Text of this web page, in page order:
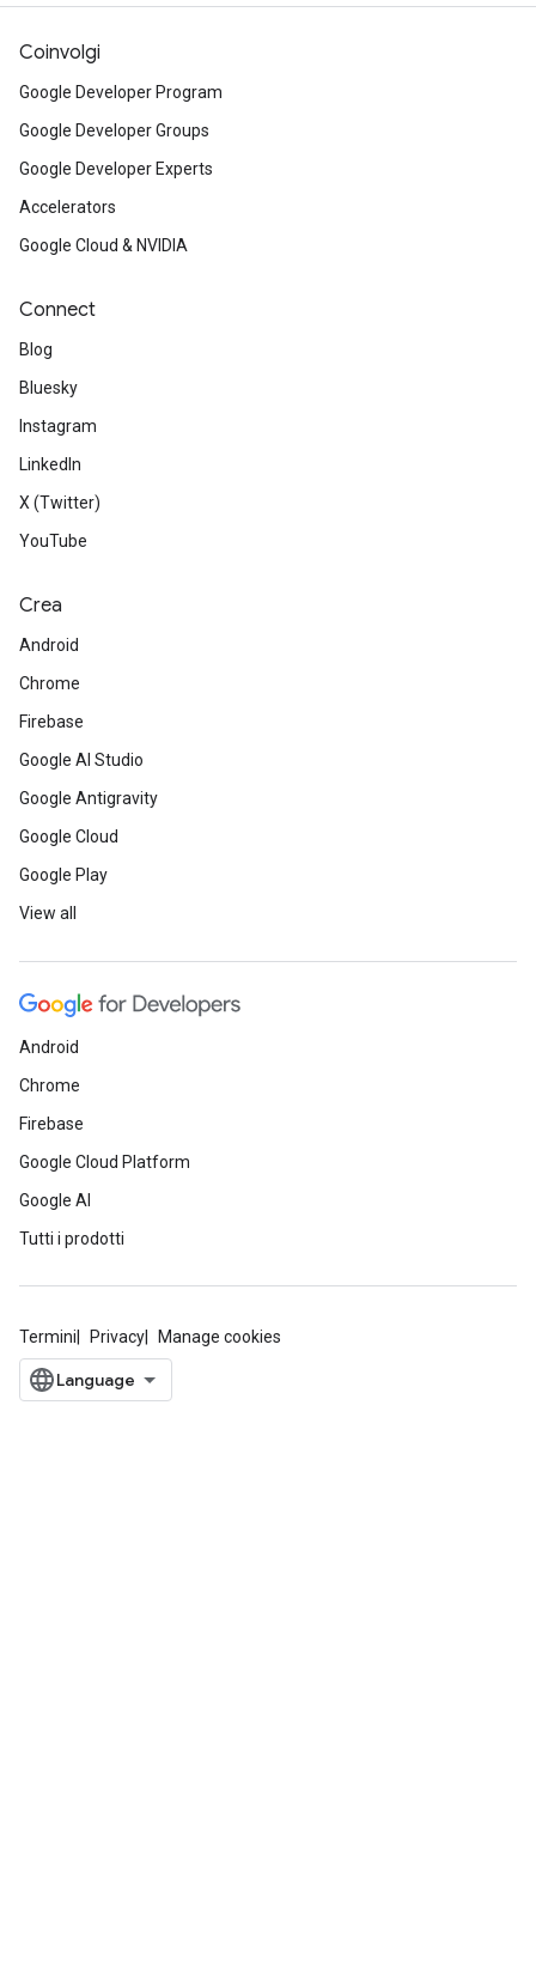
Coinvolgi
Google Developer Program
Google Developer Groups
Google Developer Experts
Accelerators
Google Cloud & NVIDIA
Connect
Blog
Bluesky
Instagram
LinkedIn
X (Twitter)
YouTube
Crea
Android
Chrome
Firebase
Google AI Studio
Google Antigravity
Google Cloud
Google Play
View all
Android
Chrome
Firebase
Google Cloud Platform
Google AI
Tutti i prodotti
Termini Privacy Manage cookies